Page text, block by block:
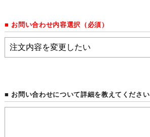
■ お問い合わせ内容選択（必須）
■ お問い合わせについて詳細を教えてください